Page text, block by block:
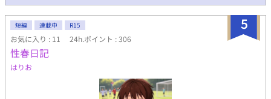
5
短編 連載中 R15
お気に入り : 11 24h.ポイント : 306
性春日記
はりお